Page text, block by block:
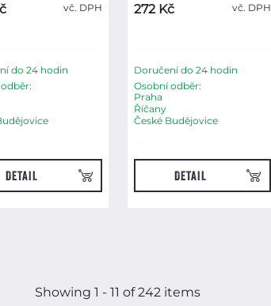
vč. DPH
do 24 hodin
DETAIL
272 Kč vč. DPH
Doručení do 24 hodin
Osobní odběr:
Praha
Říčany
České Budějovice
DETAIL
Showing 1 - 11 of 242 items